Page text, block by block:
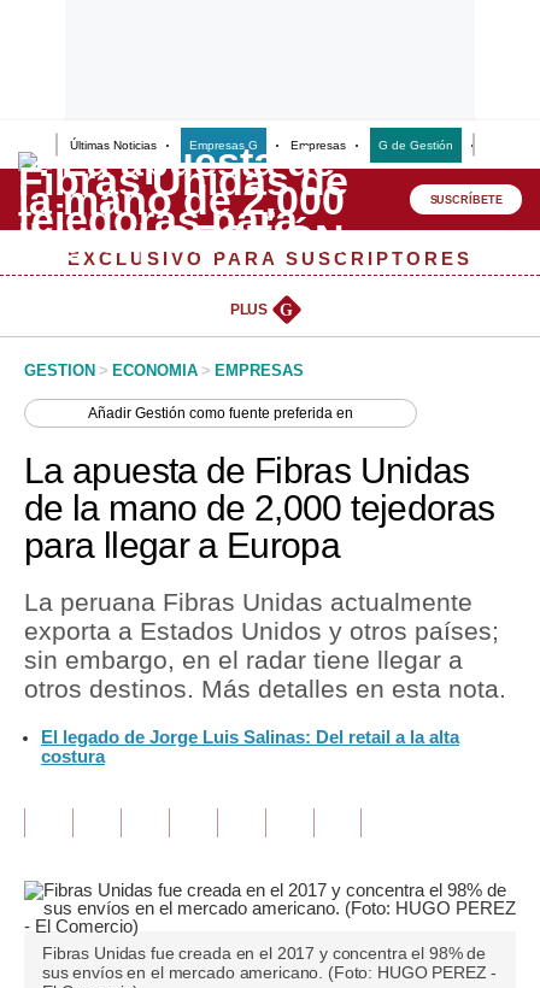
Últimas Noticias Empresas G Empresas G de Gestión
Lo último
Peru Quiosco
Management & Empleo
Perú
Política
Finanzas Personales
Inmobiliarias
Plus G
Blogs
Tendencias
SUSCRÍBETE
EXCLUSIVO PARA SUSCRIPTORES
PLUS G
GESTION > ECONOMIA > EMPRESAS
AñadirGestión como fuente preferida en
La apuesta de Fibras Unidas
de la mano de 2,000 tejedoras
para llegar a Europa
La peruana Fibras Unidas actualmente
exporta a Estados Unidos y otros países;
sin embargo, en el radar tiene llegar a
otros destinos. Más detalles en esta nota.
El legado de Jorge Luis Salinas: Del retail a la alta
costura
Fibras Unidas fue creada en el 2017 y concentra el 98% de
sus envíos en el mercado americano. (Foto: HUGO PEREZ -